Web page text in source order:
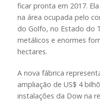
ficar pronta em 2017.
na área ocupada pelo
do Golfo, no Estado do
metálicos e enormes
hectares.
A nova fábrica
ampliação de US$ 4
instalações da Dow na